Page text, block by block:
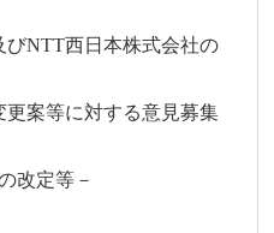
びNTT西日本株式会社の
案等に対する意見募集
改定等－